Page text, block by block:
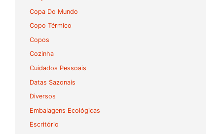
Copa Do Mundo
Copo Térmico
Copos
Cozinha
Cuidados Pessoais
Datas Sazonais
Diversos
Embalagens Ecológicas
Escritório